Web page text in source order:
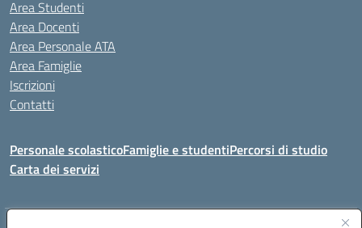
Area Studenti
Area Docenti
Area Personale ATA
Area Famiglie
Iscrizioni
Contatti
Personale scolasticoFamiglie e studentiPercorsi di studio
Carta dei servizi